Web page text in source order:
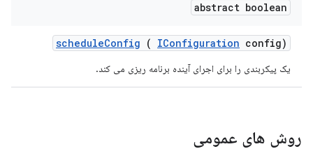
abstract boolean
scheduleConfig ( IConfiguration config)
یک پیکربندی را برای اجرای آینده برنامه ریزی می کند.
روش های عمومی